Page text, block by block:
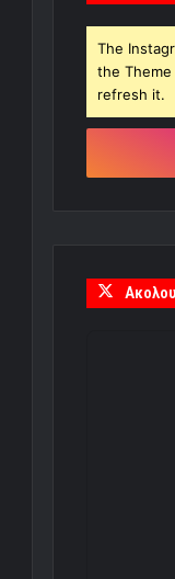
The
the
refresh it.